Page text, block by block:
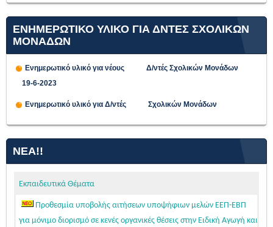
ΕΝΗΜΕΡΩΤΙΚΟ ΥΛΙΚΟ ΓΙΑ ΔΝΤΕΣ ΣΧΟΛΙΚΩΝ
ΜΟΝΑΔΩΝ
Ενημερωτικό υλικό για νέους Δ/ντές Σχολικών Μονάδων
19-6-2023
Ενημερωτικό υλικό για Δ/ντές Σχολικών Μονάδων
ΝΈΑ!!
Εκπαιδευτικά Θέματα
Προθεσμία υποβολής αιτήσεων υποψήφιων μελών ΕΕΠ-ΕΒΠ
για μόνιμο διορισμό σε κενές οργανικές θέσεις στην Ειδική Αγωγή και